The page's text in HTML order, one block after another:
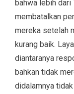
bahwa lebih dari
membatalkan
mereka setelah
kurang baik.
diantaranya
bahkan tidak
didalamnya